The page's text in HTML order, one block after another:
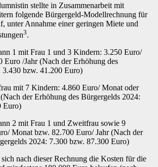
stellte in Zusammenarbeit mit
folgende Bürgergeld-Modellrechnung für
unter Annahme einer geringen Miete und
3.
1 mit Frau 1 und 3 Kindern: 3.250 Euro/
Euro /Jahr (Nach der Erhöhung des
3.430 bzw. 41.200 Euro)
mit 7 Kindern: 4.860 Euro/ Monat oder
der Erhöhung des Bürgergelds 2024:
Euro)
2 mit Frau 1 und Zweitfrau sowie 9
Monat bzw. 82.700 Euro/ Jahr (Nach der
2024: 7.300 bzw. 87.300 Euro)
nach dieser Rechnung die Kosten für die